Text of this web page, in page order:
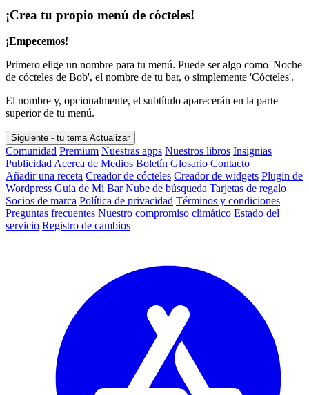
¡Crea tu propio menú de cócteles!
¡Empecemos!
Primero elige un nombre para tu menú. Puede ser algo como 'Noche
de cócteles de Bob', el nombre de tu bar, o simplemente 'Cócteles'.
El nombre y, opcionalmente, el subtítulo aparecerán en la parte
superior de tu menú.
Siguiente - tu tema Actualizar
Comunidad Premium Nuestras apps Nuestros libros Insignias
Publicidad Acerca de Medios Boletín Glosario Contacto
Añadir una receta Creador de cócteles Creador de widgets Plugin de
Wordpress Guía de Mi Bar Nube de búsqueda Tarjetas de regalo
Socios de marca Política de privacidad Términos y condiciones
Preguntas frecuentes Nuestro compromiso climático Estado del
servicio Registro de cambios